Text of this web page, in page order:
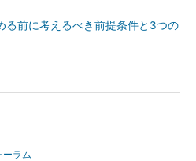
る前に考えるべき前提条件と3つの
ラム